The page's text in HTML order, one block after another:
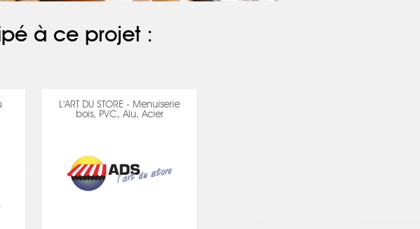
à ce projet :
L'ART DU STORE - Menuiserie
bois, PVC, Alu, Acier